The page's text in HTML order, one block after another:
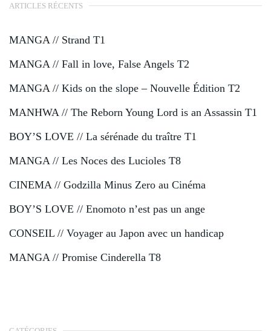
ARTICLES RÉCENTS
MANGA // Strand T1
MANGA // Fall in love, False Angels T2
MANGA // Kids on the slope – Nouvelle Édition T2
MANHWA // The Reborn Young Lord is an Assassin T1
BOY’S LOVE // La sérénade du traître T1
MANGA // Les Noces des Lucioles T8
CINEMA // Godzilla Minus Zero au Cinéma
BOY’S LOVE // Enomoto n’est pas un ange
CONSEIL // Voyager au Japon avec un handicap
MANGA // Promise Cinderella T8